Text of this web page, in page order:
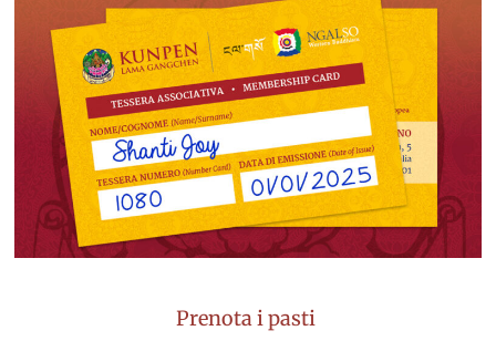
Prenota i pasti